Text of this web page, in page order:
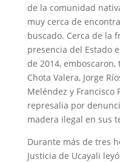
de la comunidad
muy cerca de
buscado. Cerca de la
presencia del Estado
de 2014,
Chota Valera, Jorge
Meléndez y Francisco
represalia por
madera ilegal en sus
Durante más de tres
Justicia de Ucayali